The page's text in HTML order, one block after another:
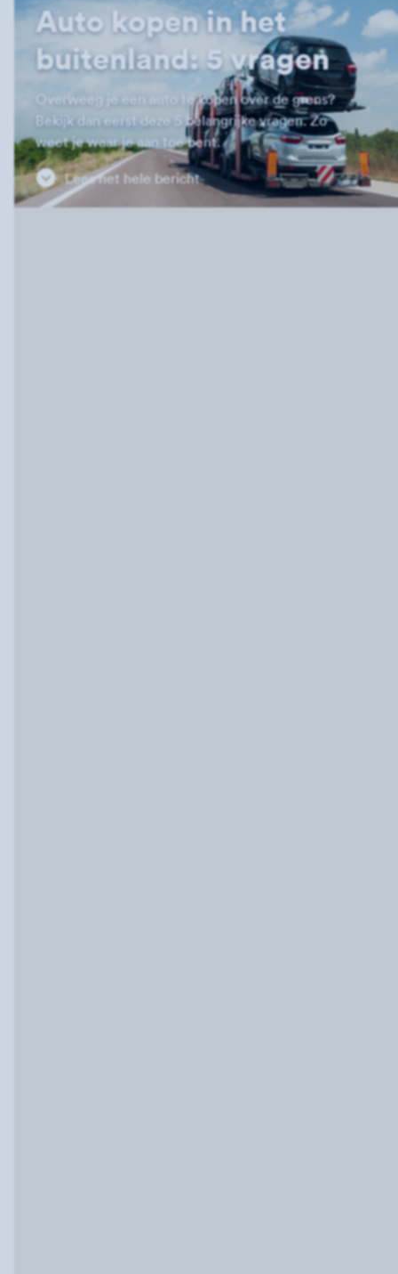
Auto kopen in het
buitenland: 5 vragen
Overweeg je een auto te kopen over de grens?
Bekijk dan eerst deze 5 belangrijke vragen. Zo
weet je waar je aan toe bent.
Lees het hele bericht